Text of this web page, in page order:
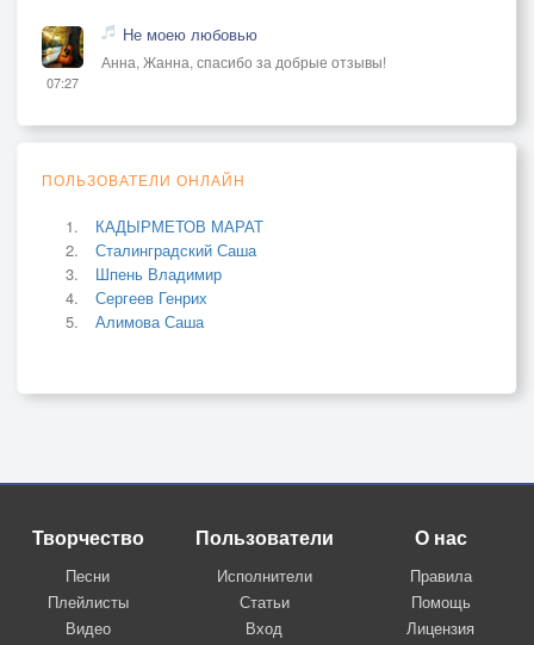
07:27
Не моею любовью
Анна, Жанна, спасибо за добрые отзывы!
ПОЛЬЗОВАТЕЛИ ОНЛАЙН
КАДЫРМЕТОВ МАРАТ
Сталинградский Саша
Шпень Владимир
Сергеев Генрих
Алимова Саша
Творчество
Песни
Плейлисты
Видео
Пользователи
Исполнители
Статьи
Вход
О нас
Правила
Помощь
Лицензия